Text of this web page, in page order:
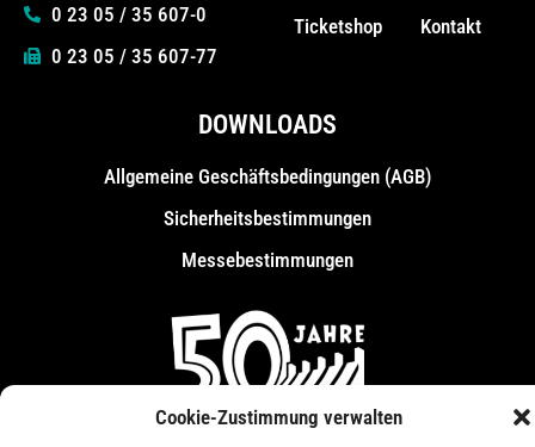
Cookie-Zustimmung verwalten
0 23 05 / 35 607-0
0 23 05 / 35 607-77
Ticketshop
Kontakt
DOWNLOADS
Allgemeine Geschäfts­bedingungen (AGB)
Sicherheitsbestimmungen
Messebestimmungen